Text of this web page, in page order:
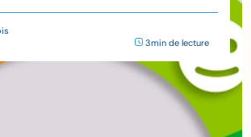
3min de lecture